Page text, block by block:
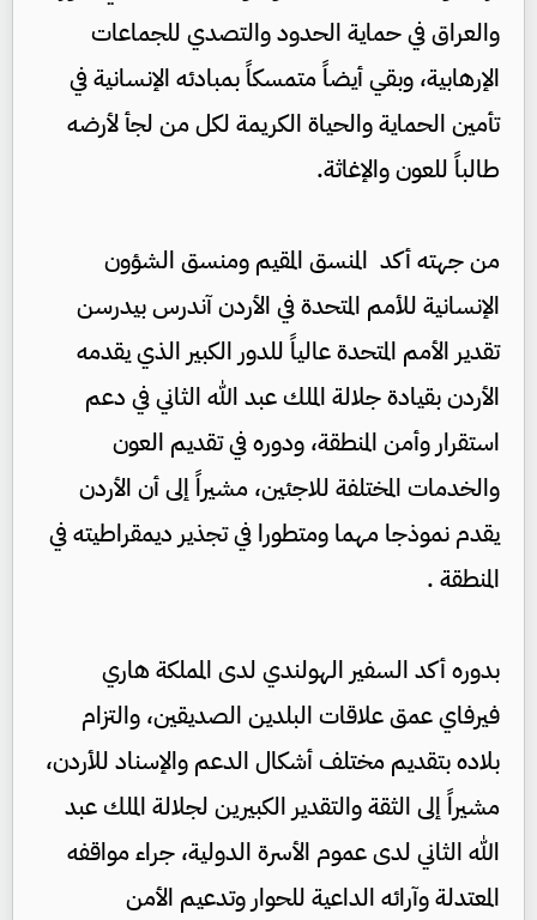
والعراق في حماية الحدود والتصدي للجماعات
الإرهابية، وبقي أيضاً متمسكاً بمبادئه الإنسانية في
تأمين الحماية والحياة الكريمة لكل من لجأ لأرضه
طالباً للعون والإغاثة.
من جهته أكد المنسق المقيم ومنسق الشؤون
الإنسانية للأمم المتحدة في الأردن آندرس بيدرسن
تقدير الأمم المتحدة عالياً للدور الكبير الذي يقدمه
الأردن بقيادة جلالة الملك عبد الله الثاني في دعم
استقرار وأمن المنطقة، ودوره في تقديم العون
والخدمات المختلفة للاجئين، مشيراً إلى أن الأردن
يقدم نموذجا مهما ومتطورا في تجذير ديمقراطيته في
المنطقة .
بدوره أكد السفير الهولندي لدى المملكة هاري
فيرفاي عمق علاقات البلدين الصديقين، والتزام
بلاده بتقديم مختلف أشكال الدعم والإسناد للأردن،
مشيراً إلى الثقة والتقدير الكبيرين لجلالة الملك عبد
الله الثاني لدى عموم الأسرة الدولية، جراء مواقفه
المعتدلة وآرائه الداعية للحوار وتدعيم الأمن